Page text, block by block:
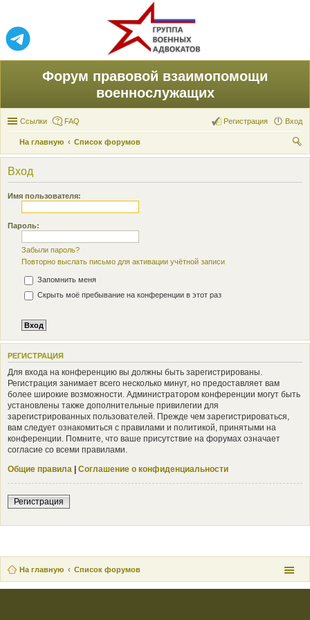
Форум правовой взаимопомощи
военнослужащих
Ссылки FAQ Вход
Регистрация
На главную
Список форумов
ои
Вход
Имя пользователя:
Пароль:
Забыли пароль?
Повторно выслать письмо для активации учётной записи
Запомнить меня
Скрыть моё пребывание на конференции в этот раз
РЕГИСТРАЦИЯ
Для входа на конференцию вы должны быть зарегистрированы.
Регистрация занимает всего несколько минут, но предоставляет вам
более широкие возможности. Администратором конференции могут быть
установлены также дополнительные привилегии для
зарегистрированных пользователей. Прежде чем зарегистрироваться,
вам следует ознакомиться с правилами и политикой, принятыми на
конференции. Помните, что ваше присутствие на форумах означает
согласие со всеми правилами.
Общие правила | Соглашение о конфиденциальности
Регистрация
На главную Список форумов